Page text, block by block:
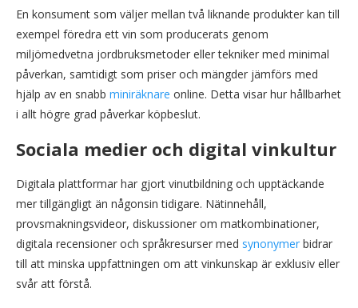
En konsument som väljer mellan två liknande produkter kan till
exempel föredra ett vin som producerats genom
miljömedvetna jordbruksmetoder eller tekniker med minimal
påverkan, samtidigt som priser och mängder jämförs med
hjälp av en snabb miniräknare online. Detta visar hur hållbarhet
i allt högre grad påverkar köpbeslut.
Sociala medier och digital vinkultur
Digitala plattformar har gjort vinutbildning och upptäckande
mer tillgängligt än någonsin tidigare. Nätinnehåll,
provsmakningsvideor, diskussioner om matkombinationer,
digitala recensioner och språkresurser med synonymer bidrar
till att minska uppfattningen om att vinkunskap är exklusiv eller
svår att förstå.